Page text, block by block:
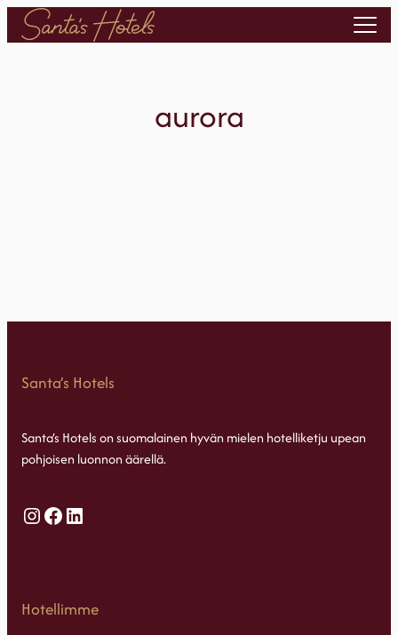
Siirry
sisältöön
aurora
Santa’s Hotels
Santa’s Hotels on suomalainen hyvän mielen hotelliketju upean
pohjoisen luonnon äärellä.
Instagram
Facebook
LinkedIn
Hotellimme